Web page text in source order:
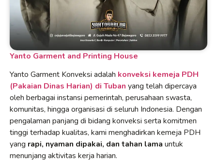
Yanto Garment and Printing House
Yanto Garment Konveksi adalah konveksi kemeja PDH
(Pakaian Dinas Harian) di Tuban yang telah dipercaya
oleh berbagai instansi pemerintah, perusahaan swasta,
komunitas, hingga organisasi di seluruh Indonesia. Dengan
pengalaman panjang di bidang konveksi serta komitmen
tinggi terhadap kualitas, kami menghadirkan kemeja PDH
yang rapi, nyaman dipakai, dan tahan lama untuk
menunjang aktivitas kerja harian.